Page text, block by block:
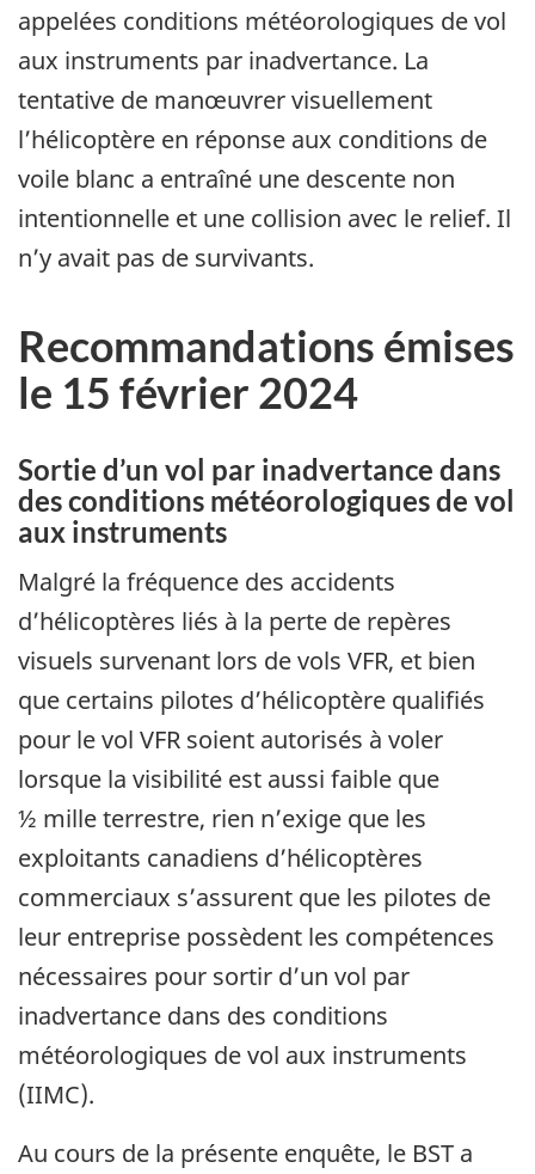
appelées conditions météorologiques de vol
aux instruments par inadvertance. La
tentative de manœuvrer visuellement
l’hélicoptère en réponse aux conditions de
voile blanc a entraîné une descente non
intentionnelle et une collision avec le relief. Il
n’y avait pas de survivants.
Recommandations émises
le 15 février 2024
Sortie d’un vol par inadvertance dans
des conditions météorologiques de vol
aux instruments
Malgré la fréquence des accidents
d’hélicoptères liés à la perte de repères
visuels survenant lors de vols VFR, et bien
que certains pilotes d’hélicoptère qualifiés
pour le vol VFR soient autorisés à voler
lorsque la visibilité est aussi faible que
½ mille terrestre, rien n’exige que les
exploitants canadiens d’hélicoptères
commerciaux s’assurent que les pilotes de
leur entreprise possèdent les compétences
nécessaires pour sortir d’un vol par
inadvertance dans des conditions
météorologiques de vol aux instruments
(IIMC).
Au cours de la présente enquête, le BST a